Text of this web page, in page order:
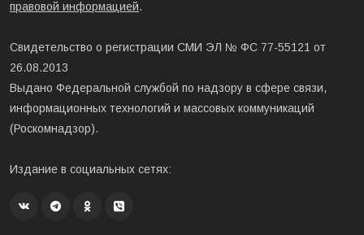
правовой информацией.
Свидетельство о регистрации СМИ ЭЛ № ФС 77-55121 от
26.08.2013
Выдано Федеральной службой по надзору в сфере связи,
информационных технологий и массовых коммуникаций
(Роскомнадзор).
Издание в социальных сетях: